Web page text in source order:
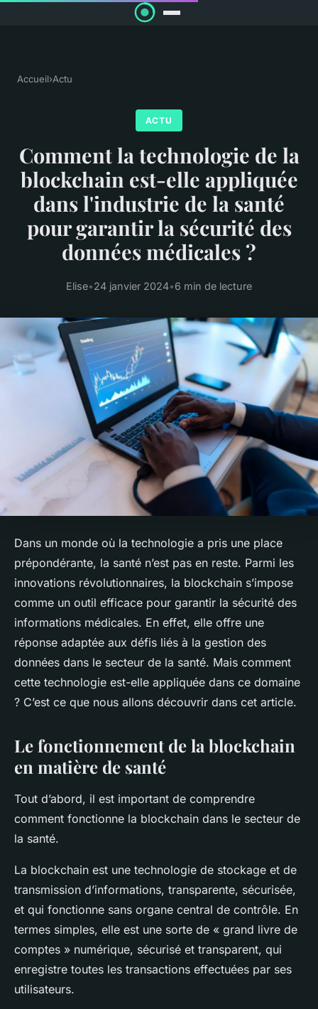
Accueil›Actu
ACTU
Comment la technologie de la
blockchain est-elle appliquée
dans l'industrie de la santé
pour garantir la sécurité des
données médicales ?
Elise•24 janvier 2024•6 min de lecture
Dans un monde où la technologie a pris une place
prépondérante, la santé n’est pas en reste. Parmi les
innovations révolutionnaires, la blockchain s’impose
comme un outil efficace pour garantir la sécurité des
informations médicales. En effet, elle offre une
réponse adaptée aux défis liés à la gestion des
données dans le secteur de la santé. Mais comment
cette technologie est-elle appliquée dans ce domaine
? C’est ce que nous allons découvrir dans cet article.
Le fonctionnement de la blockchain
en matière de santé
Tout d’abord, il est important de comprendre
comment fonctionne la blockchain dans le secteur de
la santé.
La blockchain est une technologie de stockage et de
transmission d’informations, transparente, sécurisée,
et qui fonctionne sans organe central de contrôle. En
termes simples, elle est une sorte de « grand livre de
comptes » numérique, sécurisé et transparent, qui
enregistre toutes les transactions effectuées par ses
utilisateurs.